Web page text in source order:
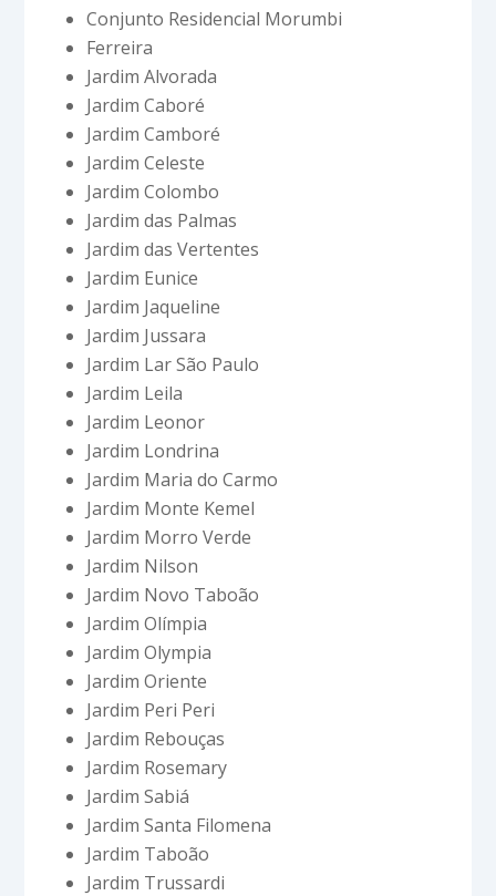
Conjunto Residencial Morumbi
Ferreira
Jardim Alvorada
Jardim Caboré
Jardim Camboré
Jardim Celeste
Jardim Colombo
Jardim das Palmas
Jardim das Vertentes
Jardim Eunice
Jardim Jaqueline
Jardim Jussara
Jardim Lar São Paulo
Jardim Leila
Jardim Leonor
Jardim Londrina
Jardim Maria do Carmo
Jardim Monte Kemel
Jardim Morro Verde
Jardim Nilson
Jardim Novo Taboão
Jardim Olímpia
Jardim Olympia
Jardim Oriente
Jardim Peri Peri
Jardim Rebouças
Jardim Rosemary
Jardim Sabiá
Jardim Santa Filomena
Jardim Taboão
Jardim Trussardi